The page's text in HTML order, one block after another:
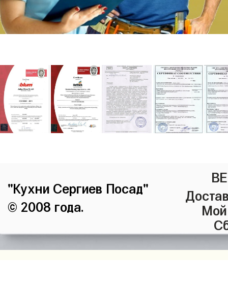
"Кухни Сергиев Посад"
© 2008 года.